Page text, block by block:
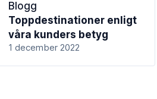
Blogg
Toppdestinationer enligt
våra kunders betyg
1 december 2022